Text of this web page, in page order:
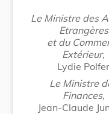
Le Ministre des
Etrangères
et du
Extérieur,
Lydie Polfer
Le Ministre
Finances,
Jean-Claude